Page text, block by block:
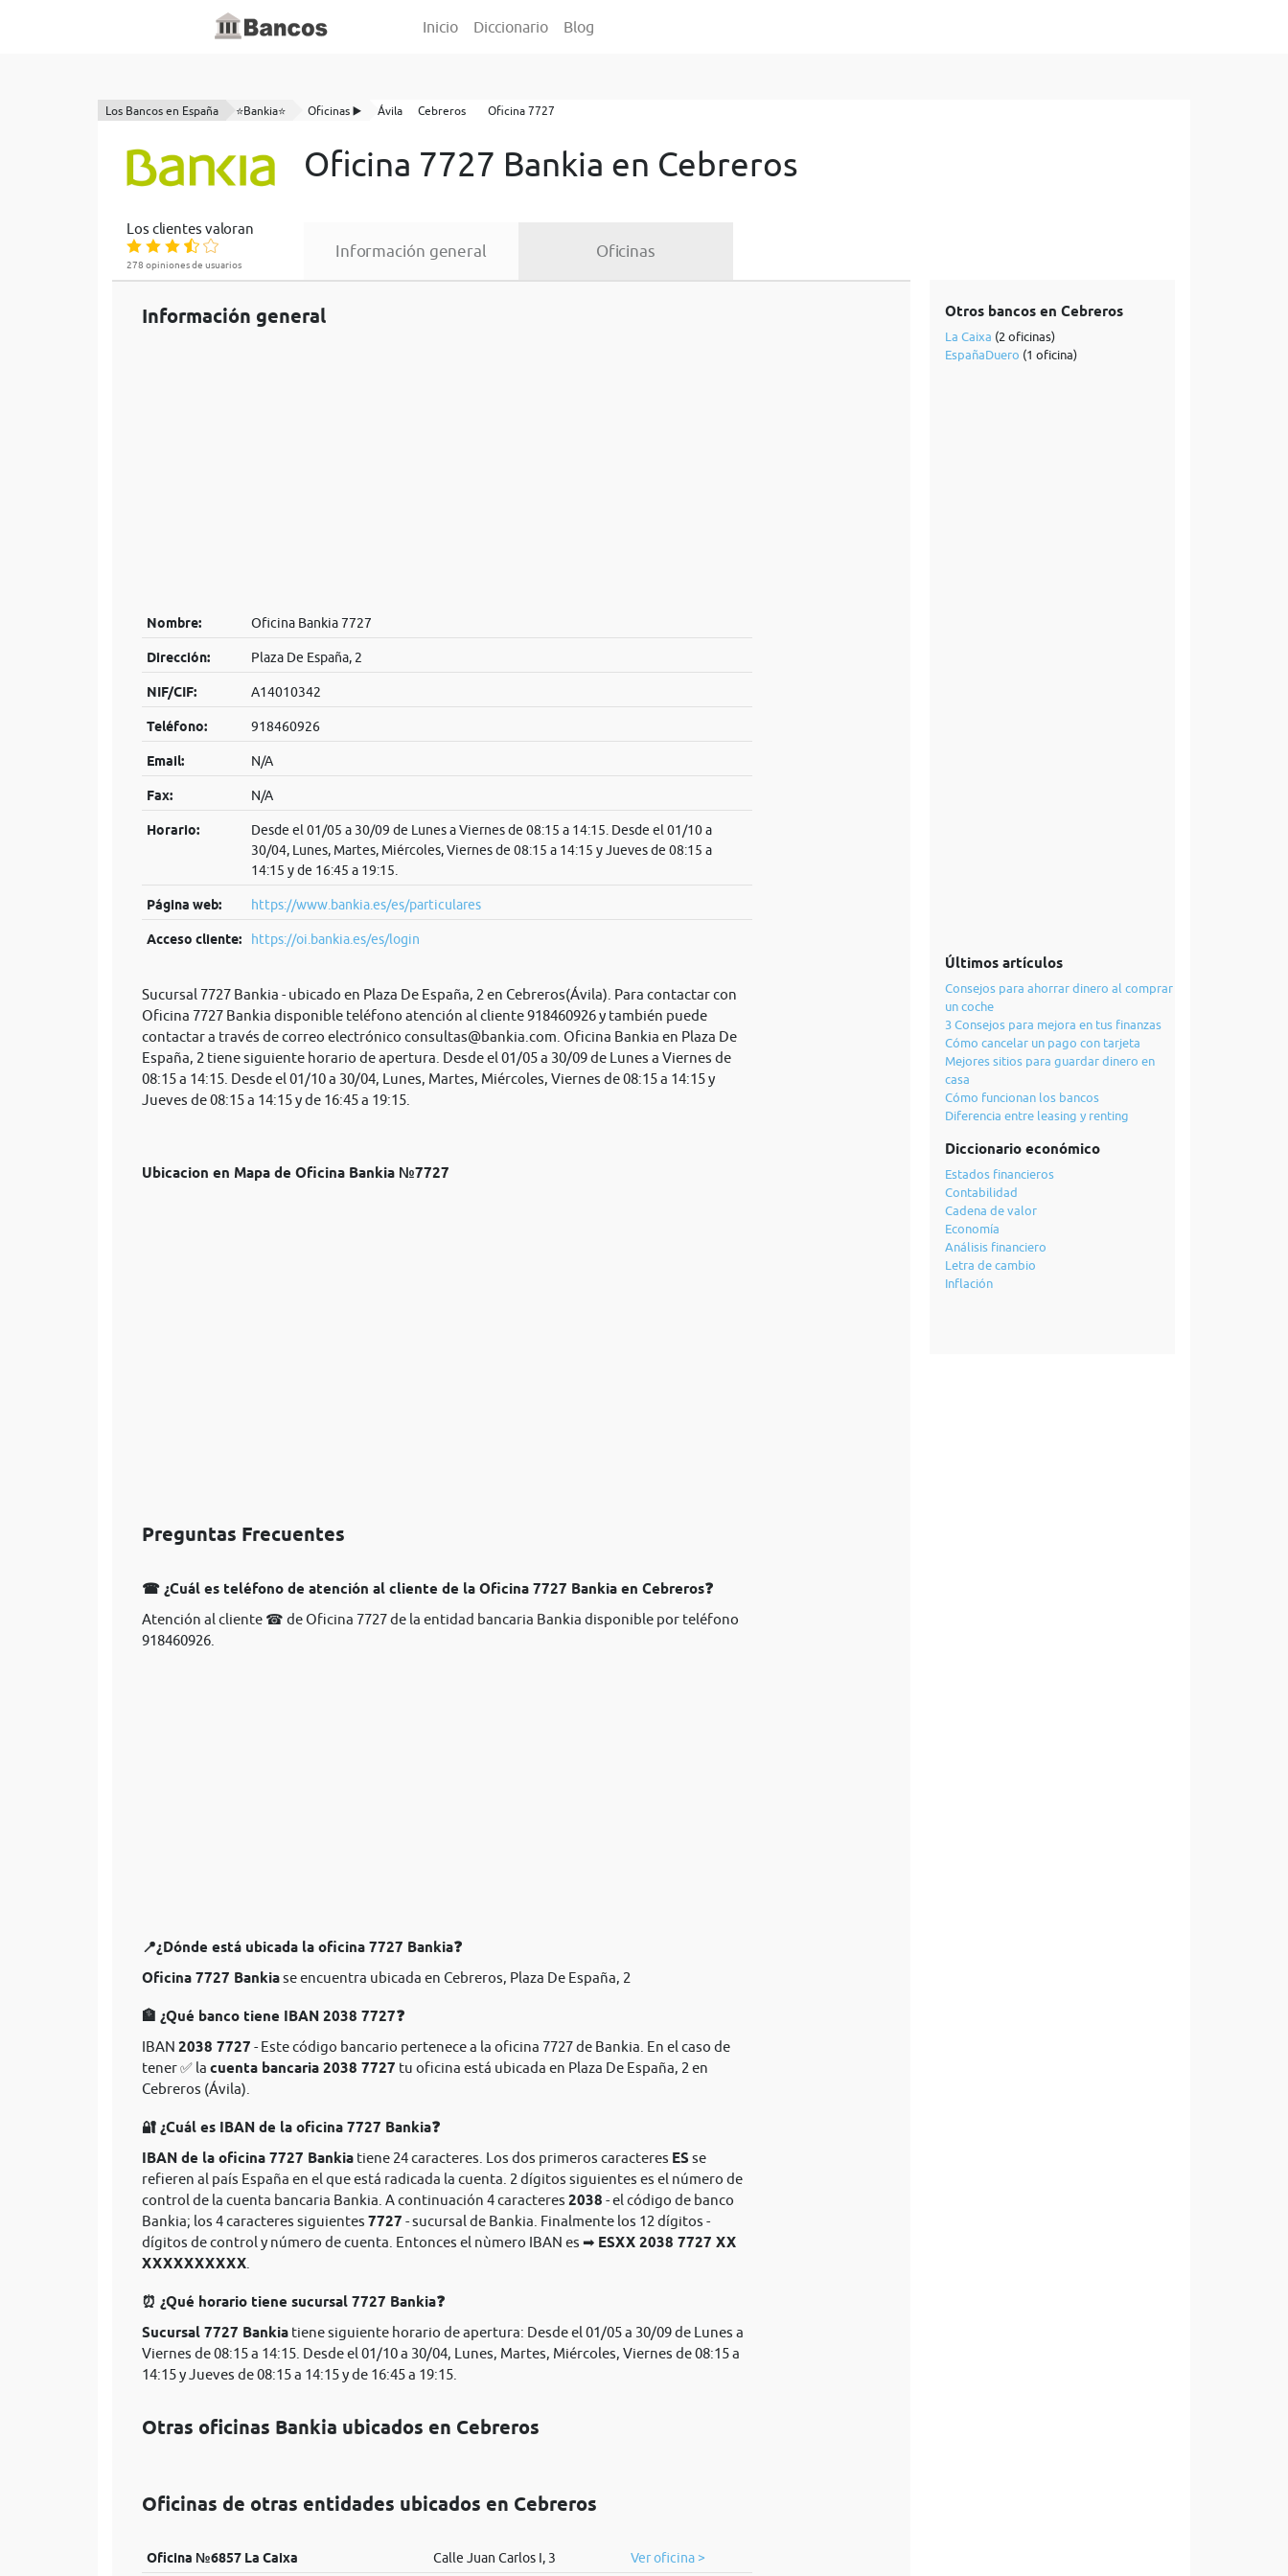
Inicio Diccionario Blog
Los Bancos en España ⭐Bankia⭐ Oficinas ▶️ Ávila Cebreros Oficina 7727
Oficina 7727 Bankia en Cebreros
Los clientes valoran
278 opiniones de usuarios
Información general Oficinas
Información general
Nombre: Oficina Bankia 7727
Dirección: Plaza De España, 2
NIF/CIF: A14010342
Teléfono: 918460926
Email: N/A
Fax: N/A
Horario:
Desde el 01/05 a 30/09 de Lunes a Viernes de 08:15 a 14:15. Desde el 01/10 a
30/04, Lunes, Martes, Miércoles, Viernes de 08:15 a 14:15 y Jueves de 08:15 a
14:15 y de 16:45 a 19:15.
Página web: https://www.bankia.es/es/particulares
Acceso cliente: https://oi.bankia.es/es/login
Sucursal 7727 Bankia - ubicado en Plaza De España, 2 en Cebreros(Ávila). Para contactar con
Oficina 7727 Bankia disponible teléfono atención al cliente 918460926 y también puede
contactar a través de correo electrónico consultas@bankia.com . Oficina Bankia en Plaza De
España, 2 tiene siguiente horario de apertura. Desde el 01/05 a 30/09 de Lunes a Viernes de
08:15 a 14:15. Desde el 01/10 a 30/04, Lunes, Martes, Miércoles, Viernes de 08:15 a 14:15 y
Jueves de 08:15 a 14:15 y de 16:45 a 19:15.
Ubicacion en Mapa de Oficina Bankia №7727
Preguntas Frecuentes
☎ ¿Cuál es teléfono de atención al cliente de la Oficina 7727 Bankia en Cebreros❓
Atención al cliente ☎ de Oficina 7727 de la entidad bancaria Bankia disponible por teléfono
918460926.
📍¿Dónde está ubicada la oficina 7727 Bankia❓
Oficina 7727 Bankiase encuentra ubicada en Cebreros, Plaza De España, 2
🏦 ¿Qué banco tiene IBAN 2038 7727❓
IBAN 2038 7727 - Este código bancario pertenece a la oficina 7727 de Bankia. En el caso de
tener ✅ la cuenta bancaria 2038 7727 tu oficina está ubicada en Plaza De España, 2 en
Cebreros (Ávila).
🔐 ¿Cuál es IBAN de la oficina 7727 Bankia❓
IBAN de la oficina 7727 Bankia tiene 24 caracteres. Los dos primeros caracteres ES se
refieren al país España en el que está radicada la cuenta. 2 dígitos siguientes es el número de
control de la cuenta bancaria Bankia. A continuación 4 caracteres 2038 - el código de banco
Bankia; los 4 caracteres siguientes 7727 - sucursal de Bankia. Finalmente los 12 dígitos -
dígitos de control y número de cuenta. Entonces el nùmero IBAN es ➡ ESXX 2038 7727 XX
XXXXXXXXXX
⏰ ¿Qué horario tiene sucursal 7727 Bankia❓
Sucursal 7727 Bankia tiene siguiente horario de apertura: Desde el 01/05 a 30/09 de Lunes a
Viernes de 08:15 a 14:15. Desde el 01/10 a 30/04, Lunes, Martes, Miércoles, Viernes de 08:15 a
14:15 y Jueves de 08:15 a 14:15 y de 16:45 a 19:15.
Otras oficinas Bankia ubicados en Cebreros
Oficinas de otras entidades ubicados en Cebreros
Oficina №6857 La Caixa Calle Juan Carlos I, 3 Ver oficina >
Otros bancos en Cebreros
La Caixa (2 oficinas)
EspañaDuero (1 oficina)
Últimos artículos
Consejos para ahorrar dinero al comprar
un coche
3 Consejos para mejora en tus finanzas
Cómo cancelar un pago con tarjeta
Mejores sitios para guardar dinero en
casa
Cómo funcionan los bancos
Diferencia entre leasing y renting
Diccionario económico
Estados financieros
Contabilidad
Cadena de valor
Economía
Análisis financiero
Letra de cambio
Inflación